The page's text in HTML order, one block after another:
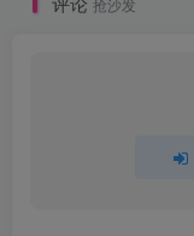
抢沙发